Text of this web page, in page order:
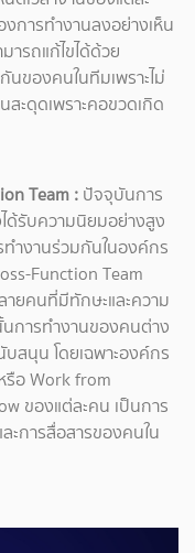
การทำงานลงอย่างเห็น
รถแก้ไขได้ด้วย
ของคนในทีมเพราะไม่
ะดุดเพราะคอขวดเกิด
Team : ปัจจุบันการ
ด้รับความนิยมอย่างสูง
ทำงานร่วมกันในองค์กร
Function Team
ยคนที่มีทักษะและความ
การทำงานของคนต่าง
สนุน โดยเฉพาะองค์กร
รือ Work from
ของแต่ละคน เป็นการ
ะการสื่อสารของคนใน